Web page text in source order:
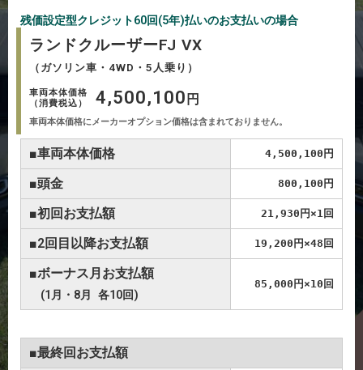
残価設定型クレジット60回(5年)払いのお支払いの場合
ランドクルーザーFJ VX
（ガソリン車・4WD・5人乗り）
車両本体価格
（消費税込）
4,500,100 円
車両本体価格にメーカーオプション価格は含まれておりません。
■車両本体価格 4,500,100円
■頭金 800,100円
■初回お支払額 21,930円×1回
■2回目以降お支払額 19,200円×48回
■ボーナス月お支払額
(1月・8月 各10回)
85,000円×10回
■最終回お支払額